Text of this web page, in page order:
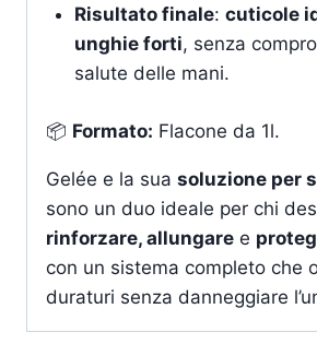
Risultato finale: cuticole
unghie forti, senza
salute delle mani.
📦 Formato: Flacone da 1l.
Gelée e la sua soluzione per
sono un duo ideale per chi
rinforzare, allungare e
con un sistema completo che
duraturi senza danneggiare